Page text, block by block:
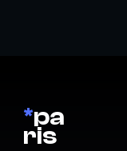
*pa
ris